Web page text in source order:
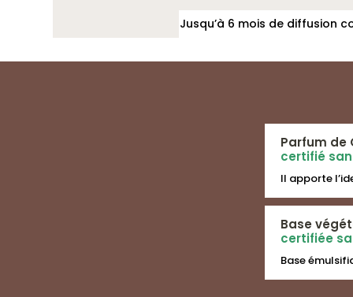
Jusqu’à 6 mois de diffusion
Parfum de
certifié
Il apporte
Base
certifiée
Base